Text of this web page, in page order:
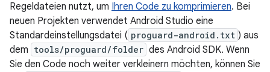
Regeldateien nutzt, um Ihren Code zu komprimieren. Bei
neuen Projekten verwendet Android Studio eine
Standardeinstellungsdatei ( proguard-android.txt ) aus
dem tools/proguard/folder des Android SDK. Wenn
Sie den Code noch weiter verkleinern möchten, können Sie